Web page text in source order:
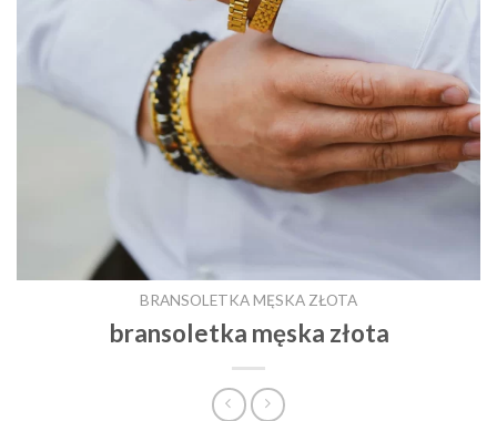
BRANSOLETKA MĘSKA ZŁOTA
bransoletka męska złota